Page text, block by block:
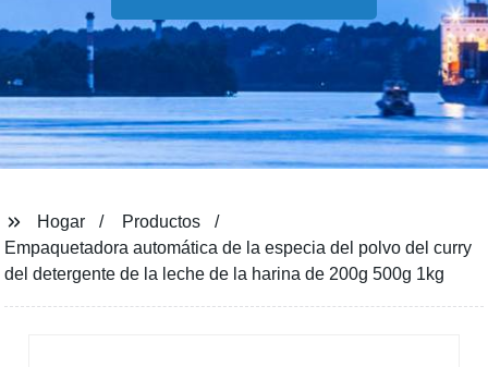
Hogar
Productos
Empaquetadora automática de la especia del polvo del curry
del detergente de la leche de la harina de 200g 500g 1kg